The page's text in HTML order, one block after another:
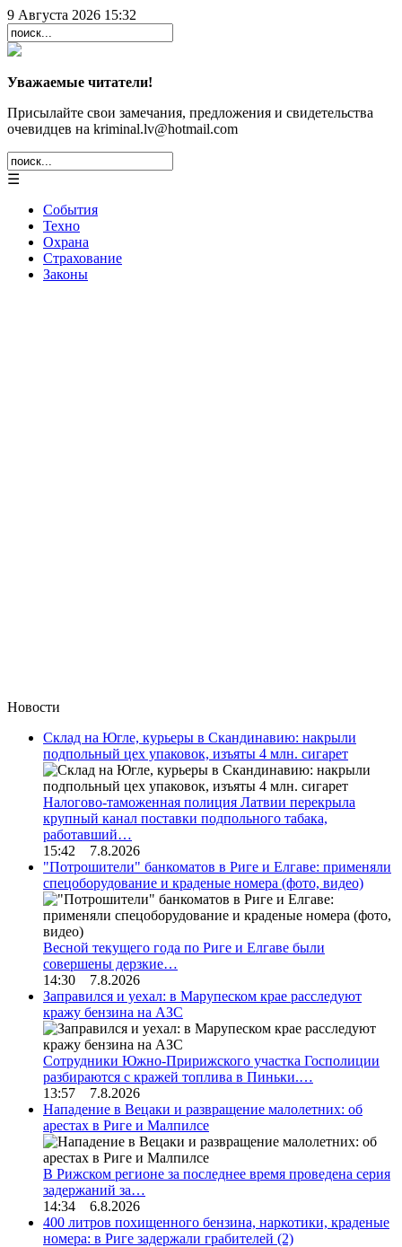
9 Августа 2026 15:32
Уважаемые читатели!
Присылайте свои замечания, предложения и свидетельства
очевидцев на kriminal.lv@hotmail.com
☰
События
Техно
Охрана
Страхование
Законы
Новости
Склад на Югле, курьеры в Скандинавию: накрыли
подпольный цех упаковок, изъяты 4 млн. сигарет
Налогово-таможенная полиция Латвии перекрыла
крупный канал поставки подпольного табака,
работавший…
15:42 7.8.2026
"Потрошители" банкоматов в Риге и Елгаве: применяли
спецоборудование и краденые номера (фото, видео)
Весной текущего года по Риге и Елгаве были
совершены дерзкие…
14:30 7.8.2026
Заправился и уехал: в Марупеском крае расследуют
кражу бензина на АЗС
Сотрудники Южно-Пририжского участка Госполиции
разбираются с кражей топлива в Пиньки.…
13:57 7.8.2026
Нападение в Вецаки и развращение малолетних: об
арестах в Риге и Малпилсе
В Рижском регионе за последнее время проведена серия
задержаний за…
14:34 6.8.2026
400 литров похищенного бензина, наркотики, краденые
номера: в Риге задержали грабителей (2)